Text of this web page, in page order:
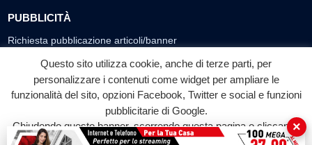
PUBBLICITÀ
Richiesta pubblicazione articoli/banner
SEGUICI SUI SOCIAL
f
Facebook
◎ ▶
YouTube
Questo sito utilizza cookie, anche di terze parti, per
personalizzare i contenuti come widget per ampliare le
funzionalità del sito, opzioni Facebook, Twitter e social e funzioni
pubblicitarie di Google.
Chiudendo questo banner, scorrendo questa pagina o cliccando
su qualunque suo elemento acconsenti all'uso dei cookie.
×